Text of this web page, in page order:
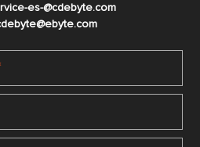
es-@cdebyte.com